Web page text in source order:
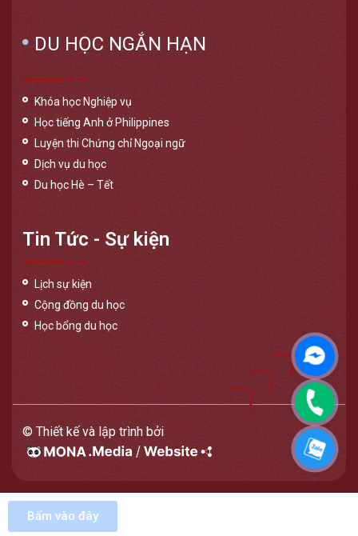
DU HỌC NGẮN HẠN
Khóa học Nghiệp vụ
Học tiếng Anh ở Philippines
Luyện thi Chứng chỉ Ngoại ngữ
Dịch vụ du học
Du học Hè – Tết
Tin Tức - Sự kiện
Lịch sự kiện
Cộng đồng du học
Học bổng du học
© Thiết kế và lập trình bởi
Bấm vào đây
Phone
Zalo